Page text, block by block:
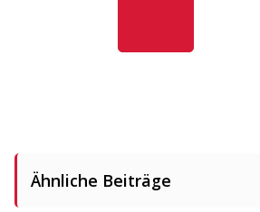
Ähnliche Beiträge